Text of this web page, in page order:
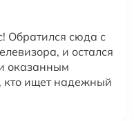
Обратился сюда с
и остался
оказанным
кто ищет надежный